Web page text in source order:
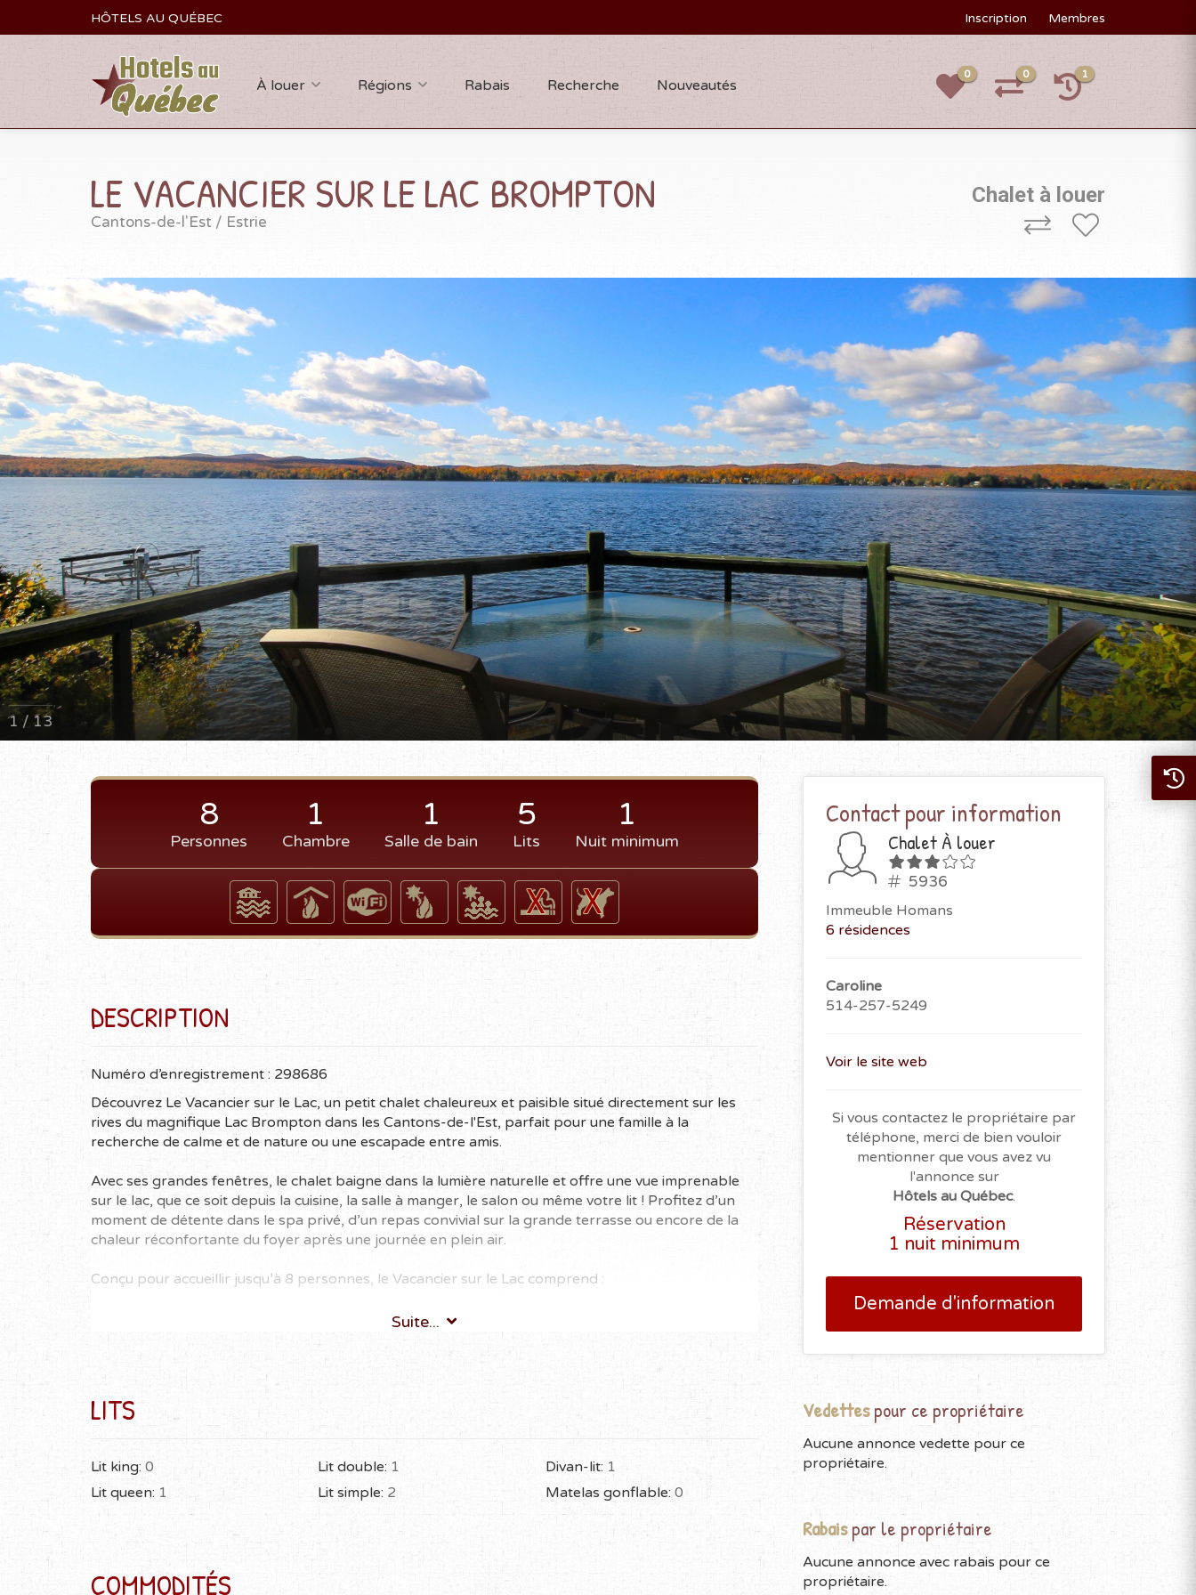
HÔTELS AU QUÉBEC Inscription Membres
À louer Régions Rabais Recherche Nouveautés
0 0 1
LE VACANCIER SUR LE LAC BROMPTON
Cantons-de-l'Est / Estrie
Chalet à louer
1 / 13
8
Personnes
1
Chambre
1
Salle de bain
5
Lits
1
Nuit minimum
DESCRIPTION
Numéro d’enregistrement : 298686
Découvrez Le Vacancier sur le Lac, un petit chalet chaleureux et paisible situé directement sur les
rives du magnifique Lac Brompton dans les Cantons-de-l'Est, parfait pour une famille à la
recherche de calme et de nature ou une escapade entre amis.
Avec ses grandes fenêtres, le chalet baigne dans la lumière naturelle et offre une vue imprenable
sur le lac, que ce soit depuis la cuisine, la salle à manger, le salon ou même votre lit ! Profitez d’un
moment de détente dans le spa privé, d’un repas convivial sur la grande terrasse ou encore de la
chaleur réconfortante du foyer après une journée en plein air.
Conçu pour accueillir jusqu’à 8 personnes, le Vacancier sur le Lac comprend :
Une chambre fermée avec un lit double.
Un espace ouvert avec un lit queen et un lit superposé, offrant une vue sur le lac et le foyer.
Spa privé avec vue imprenable sur le lac.
Grand patio et balcon pour vous détendre au bord de l’eau.
Quai privé directement sur le lac, idéal pour la baignade ou pour accéder à vos embarcations.
Location d’embarcations nautiques disponible pour agrémenter votre séjour.
Zone feu de camp pour profiter des soirées en toute convivialité.
Une descente de bateau est également accessible à seulement une minute du chalet, pour les
amateurs d’activités nautiques.
Suite...
LITS
Lit king: 0
Lit queen: 1
Lit double: 1
Lit simple: 2
Divan-lit: 1
Matelas gonflable: 0
COMMODITÉS
Contact pour information
Chalet À louer
5936
Immeuble Homans
6 résidences
Caroline
514-257-5249
Voir le site web
Si vous contactez le propriétaire par
téléphone, merci de bien vouloir
mentionner que vous avez vu
l'annonce sur
Hôtels au Québec.
Réservation
1 nuit minimum
Demande d'information
Vedettespour ce propriétaire
Aucune annonce vedette pour ce
propriétaire.
Rabaispar le propriétaire
Aucune annonce avec rabais pour ce
propriétaire.